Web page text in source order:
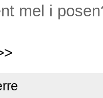
mel i